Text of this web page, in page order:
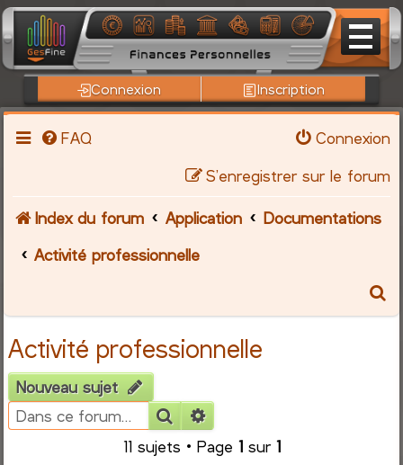
Connexion Inscription
FAQ
Connexion
S’enregistrer sur le forum
Index du forum Application
Documentations
Activité professionnelle
Activité professionnelle
Nouveau sujet
Rechercher
11 sujets • Page 1sur 1